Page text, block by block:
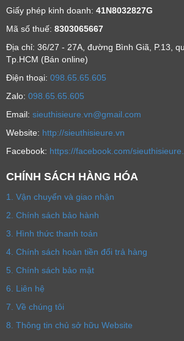
Giấy phép kinh doanh: 41N8032827G
Mã số thuế: 8303065667
Địa chỉ: 36/27 - 27A, đường Bình Giã, P.13,
Tp.HCM (Bán online)
Ðiện thoại: 098.65.65.605
Zalo: 098.65.65.605
Email: sieuthisieure.vn@gmail.com
Website: http://sieuthisieure.vn
Facebook: https://facebook.com/
CHÍNH SÁCH HÀNG HÓA
1. Vận chuyển và giao nhận
2. Chính sách bảo hành
3. Hình thức thanh toán
4. Chính sách hoàn tiền đổi trả hàng
5. Chính sách bảo mật
6. Liên hệ
7. Về chúng tôi
8. Thông tin chủ sở hữu Website